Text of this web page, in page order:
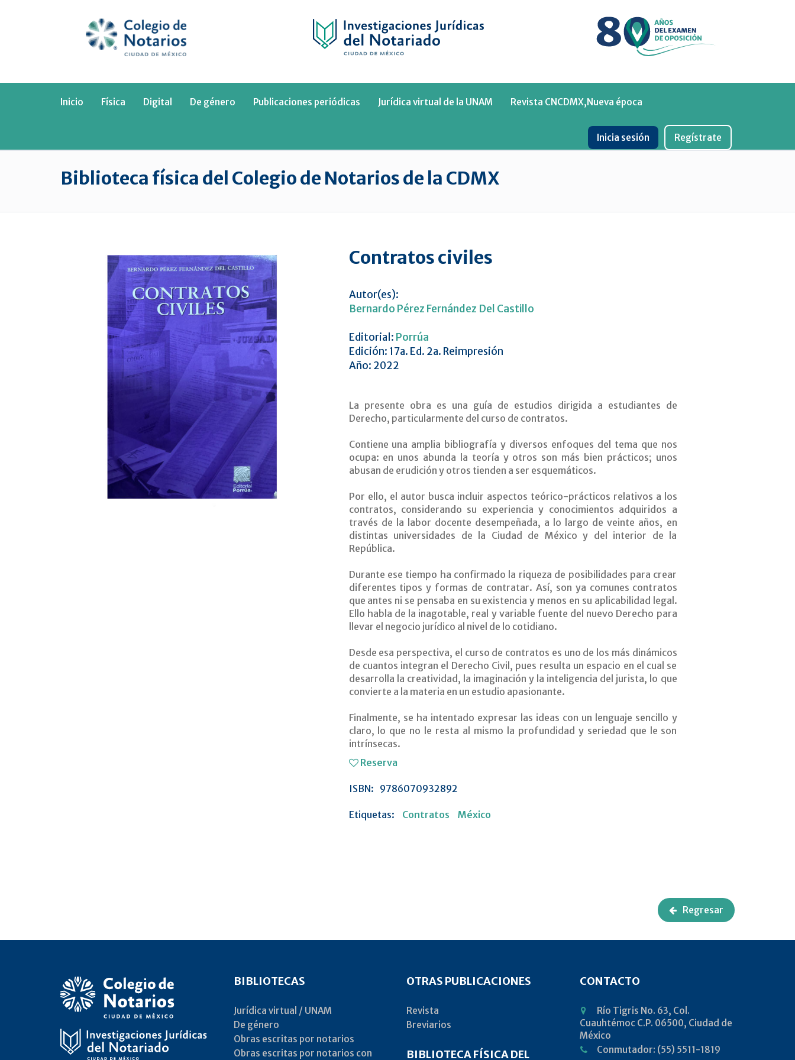
Inicio Física Digital De género Publicaciones periódicas Jurídica virtual de la UNAM Revista CNCDMX,Nueva época
Inicia sesión Regístrate
Biblioteca física del Colegio de Notarios de la CDMX
Contratos civiles
Autor(es):
Bernardo Pérez Fernández Del Castillo
Editorial: Porrúa
Edición: 17a. Ed. 2a. Reimpresión
Año: 2022
La presente obra es una guía de estudios dirigida a estudiantes de
Derecho, particularmente del curso de contratos.
Contiene una amplia bibliografía y diversos enfoques del tema que nos
ocupa: en unos abunda la teoría y otros son más bien prácticos; unos
abusan de erudición y otros tienden a ser esquemáticos.
Por ello, el autor busca incluir aspectos teórico-prácticos relativos a los
contratos, considerando su experiencia y conocimientos adquiridos a
través de la labor docente desempeñada, a lo largo de veinte años, en
distintas universidades de la Ciudad de México y del interior de la
República.
Durante ese tiempo ha confirmado la riqueza de posibilidades para crear
diferentes tipos y formas de contratar. Así, son ya comunes contratos
que antes ni se pensaba en su existencia y menos en su aplicabilidad legal.
Ello habla de la inagotable, real y variable fuente del nuevo Derecho para
llevar el negocio jurídico al nivel de lo cotidiano.
Desde esa perspectiva, el curso de contratos es uno de los más dinámicos
de cuantos integran el Derecho Civil, pues resulta un espacio en el cual se
desarrolla la creatividad, la imaginación y la inteligencia del jurista, lo que
convierte a la materia en un estudio apasionante.
Finalmente, se ha intentado expresar las ideas con un lenguaje sencillo y
claro, lo que no le resta al mismo la profundidad y seriedad que le son
intrínsecas.
Reserva
ISBN: 9786070932892
Etiquetas: Contratos México
Regresar
BIBLIOTECAS
Jurídica virtual / UNAM
De género
Obras escritas por notarios
Obras escritas por notarios con
OTRAS PUBLICACIONES
Revista
Breviarios
BIBLIOTECA FÍSICA DEL
CONTACTO
Río Tigris No. 63, Col.
Cuauhtémoc C.P. 06500, Ciudad de
México
Conmutador: (55) 5511-1819